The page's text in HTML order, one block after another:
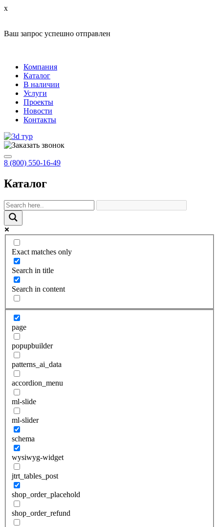
x
Ваш запрос успешно отправлен
Компания
Каталог
В наличии
Услуги
Проекты
Новости
Контакты
8 (800) 550-16-49
Каталог
Exact matches only
Search in title
Search in content
page
popupbuilder
patterns_ai_data
accordion_menu
ml-slide
ml-slider
schema
wysiwyg-widget
jtrt_tables_post
shop_order_placehold
shop_order_refund